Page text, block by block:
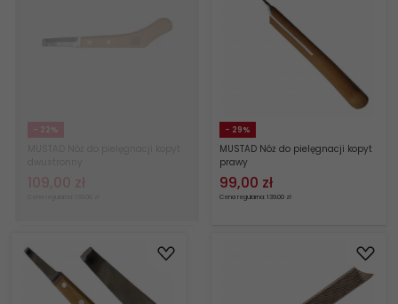
- 22%
109,00 zł
- 29%
MUSTAD Nóż do pielęgnacji kopyt
prawy
99,00 zł
Cena regularna: 139.00 zł